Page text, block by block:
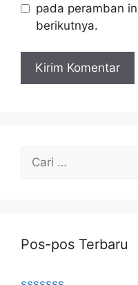
pada peramban
berikutnya.
Cari
Pos-pos Terbaru